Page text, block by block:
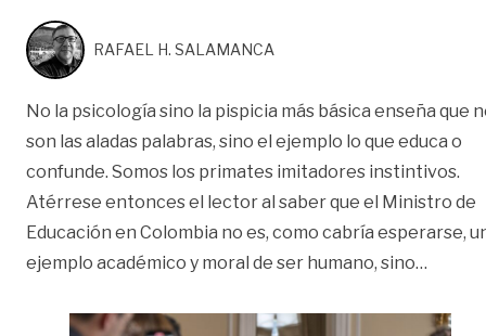
RAFAEL H. SALAMANCA
No la psicología sino la pispicia más básica enseña que
son las aladas palabras, sino el ejemplo lo que educa o
confunde. Somos los primates imitadores instintivos.
Atérrese entonces el lector al saber que el Ministro de
Educación en Colombia no es, como cabría esperarse,
ejemplo académico y moral de ser humano, sino…